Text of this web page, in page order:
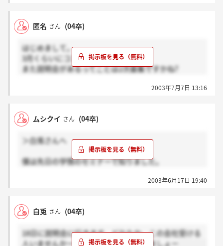
匿名 さん (04卒)
はじめまして。
3月くらいにココの企業受けましたよ。
また説明会があるってことは2次募集ですかね?
適性だけで落とされるなんて、非常に辛いです。。。
2003年7月7日 13:16
ムシクイ さん (04卒)
＞白兎さんへ
僕は先日の学情のセミナーで知りました。
し。
2003年6月17日 19:40
白兎 さん (04卒)
18日に説明会に行きます。どなたか、この会社受ける
人いませんかー？いたら、情報交換しましょー